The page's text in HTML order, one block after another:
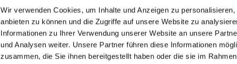
Wir verwenden Cookies, um Inhalte und Anzeigen zu
anbieten zu können und die Zugriffe auf unsere Website zu
Informationen zu Ihrer Verwendung unserer Website an unsere
und Analysen weiter. Unsere Partner führen diese Informationen
zusammen, die Sie ihnen bereitgestellt haben oder die sie im